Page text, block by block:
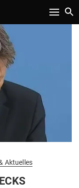
Toggle
Aktuelles